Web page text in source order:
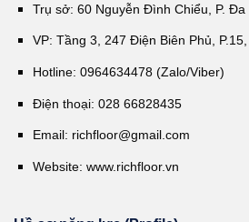
Trụ sở: 60 Nguyễn Đình Chiểu, P. Đa
VP: Tầng 3, 247 Điện Biên Phủ,
Hotline: 0964634478 (Zalo/Viber)
Điện thoại: 028 66828435
Email: richfloor@gmail.com
Website: www.richfloor.vn